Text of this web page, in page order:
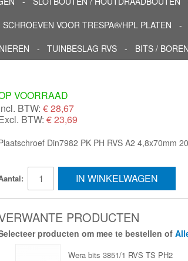
SCHROEVEN VOOR TRESPA®/HPL PLATEN
TUINBESLAG RVS BITS /
VOORRAAD
BTW: €28,67
BTW: € 23,69
Din7982 PK PH RVS A2 4,8x70mm
IN WINKELWAGEN
PRODUCTEN
producten om mee te bestellen of
Wera bits 3851/1 RVS TS PH2